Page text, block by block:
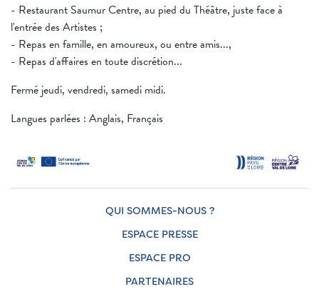
- Restaurant Saumur Centre, au pied du Théâtre, juste face à
l'entrée des Artistes ;
- Repas en famille, en amoureux, ou entre amis...,
- Repas d'affaires en toute discrétion...
Fermé jeudi, vendredi, samedi midi.
Langues parlées : Anglais, Français
QUI SOMMES-NOUS ?
ESPACE PRESSE
ESPACE PRO
PARTENAIRES